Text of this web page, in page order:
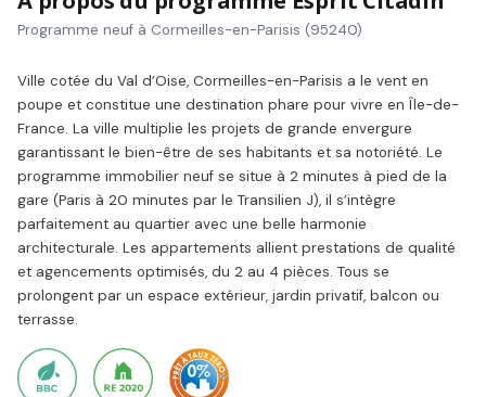
Programme neuf à Cormeilles-en-Parisis (95240)
Ville cotée du Val d’Oise, Cormeilles-en-Parisis a le vent en
poupe et constitue une destination phare pour vivre en Île-de-
France. La ville multiplie les projets de grande envergure
garantissant le bien-être de ses habitants et sa notoriété. Le
programme immobilier neuf se situe à 2 minutes à pied de la
gare (Paris à 20 minutes par le Transilien J), il s’intègre
parfaitement au quartier avec une belle harmonie
architecturale. Les appartements allient prestations de qualité
et agencements optimisés, du 2 au 4 pièces. Tous se
prolongent par un espace extérieur, jardin privatif, balcon ou
terrasse.